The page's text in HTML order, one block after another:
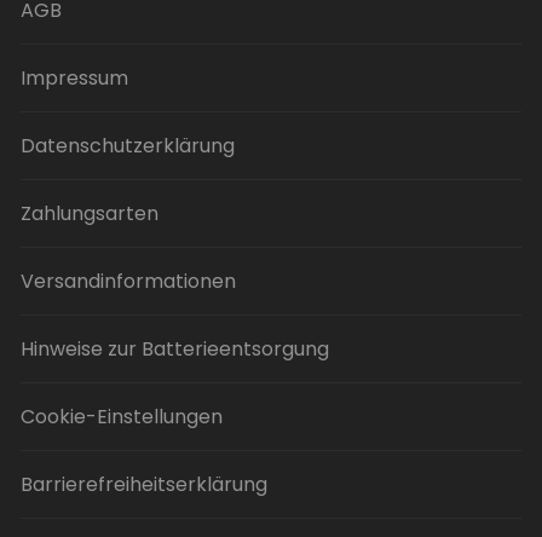
AGB
Impressum
Datenschutzerklärung
Zahlungsarten
Versandinformationen
Hinweise zur Batterieentsorgung
Cookie-Einstellungen
Barrierefreiheitserklärung